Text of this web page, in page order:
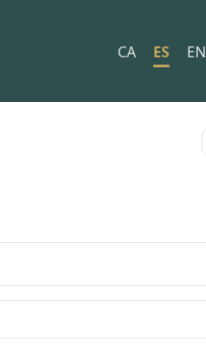
CA ES EN